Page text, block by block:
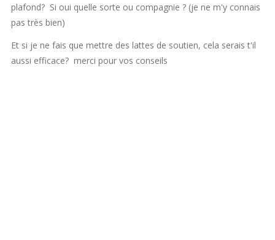
plafond? Si oui quelle sorte ou compagnie ? (je ne m'y connais
pas très bien)
Et si je ne fais que mettre des lattes de soutien, cela serais t'il
aussi efficace? merci pour vos conseils